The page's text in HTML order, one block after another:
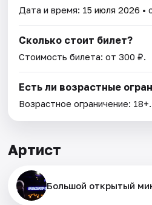
Дата и время: 15 июля 2026 •
Сколько стоит билет?
Стоимость билета: от 300 ₽.
Есть ли возрастные
Возрастное ограничение: 18+.
Артист
Большой открытый